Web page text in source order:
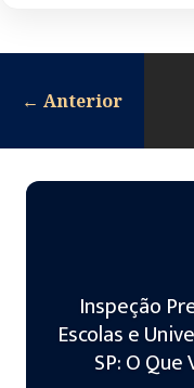
← Anterior
Inspeção
Escolas e
SP: O